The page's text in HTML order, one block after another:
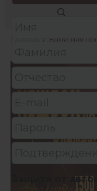
/ Бонусная
Защита от